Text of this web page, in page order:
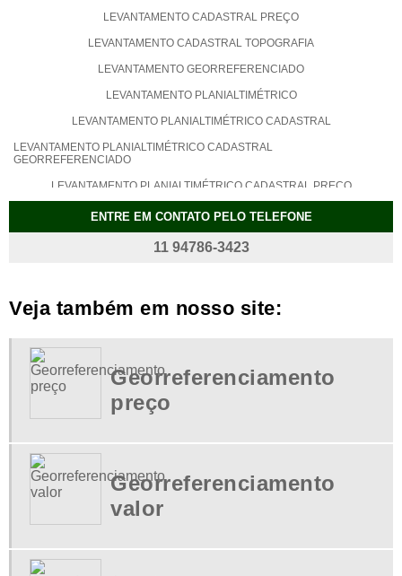
LEVANTAMENTO CADASTRAL PREÇO
LEVANTAMENTO CADASTRAL TOPOGRAFIA
LEVANTAMENTO GEORREFERENCIADO
LEVANTAMENTO PLANIALTIMÉTRICO
LEVANTAMENTO PLANIALTIMÉTRICO CADASTRAL
LEVANTAMENTO PLANIALTIMÉTRICO CADASTRAL
GEORREFERENCIADO
LEVANTAMENTO PLANIALTIMÉTRICO CADASTRAL PREÇO
LEVANTAMENTO PLANIALTIMÉTRICO GEORREFERENCIADO
PROJETO AS BUILT VALOR
SERVIÇOS DE TOPOGRAFIA PREÇOS
ENTRE EM CONTATO PELO TELEFONE
11 94786-3423
Veja também em nosso site:
Georreferenciamento
preço
Georreferenciamento
valor